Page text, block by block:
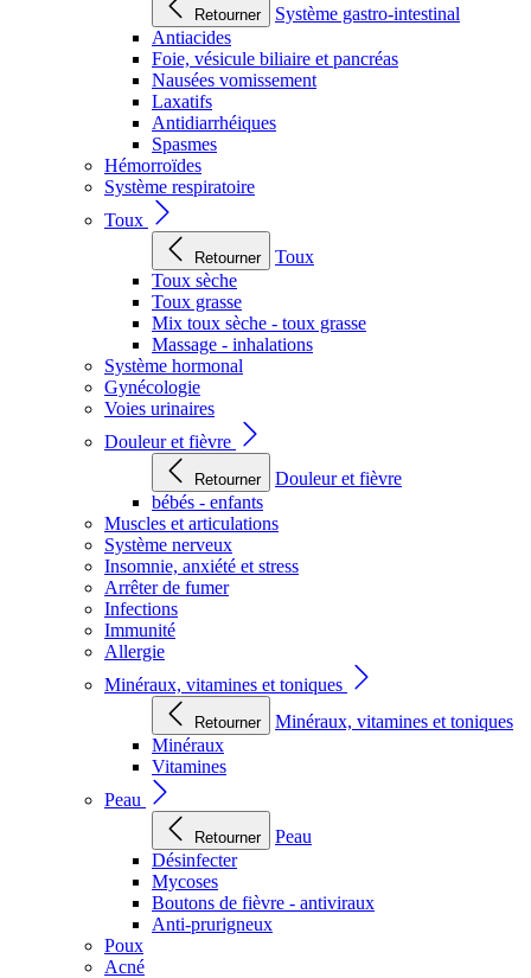
Retourner
Système gastro-intestinal
Antiacides
Foie, vésicule biliaire et pancréas
Nausées vomissement
Laxatifs
Antidiarrhéiques
Spasmes
Hémorroïdes
Système respiratoire
Toux
Retourner
Toux
Toux sèche
Toux grasse
Mix toux sèche - toux grasse
Massage - inhalations
Système hormonal
Gynécologie
Voies urinaires
Douleur et fièvre
Retourner
Douleur et fièvre
bébés - enfants
Muscles et articulations
Système nerveux
Insomnie, anxiété et stress
Arrêter de fumer
Infections
Immunité
Allergie
Minéraux, vitamines et toniques
Retourner
Minéraux, vitamines et toniques
Minéraux
Vitamines
Peau
Retourner
Peau
Désinfecter
Mycoses
Boutons de fièvre - antiviraux
Anti-prurigneux
Poux
Acné